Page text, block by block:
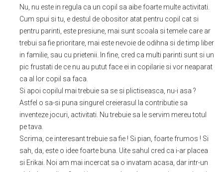
Nu, nu este in regula ca un copil sa aibe foarte multe activitati.
Cum spui si tu, e destul de obositor atat pentru copil cat si
pentru parinti, este presiune, mai sunt scoala si temele care ar
trebui sa fie prioritare, mai este nevoie de odihna si de timp liber
in familie, sau cu prietenii. In fine, cred ca multi parinti sunt si un
pic frustati de ce nu au putut face ei in copilarie si vor neaparat
ca al lor copil sa faca.
Si apoi copilul mai trebuie sa se si plictiseasca, nu-i asa ?
Astfel o sa-si puna singurel creierasul la contributie sa
inventeze jocuri, activitati. Nu trebuie sa le servim mereu totul
pe tava.
Scrima, ce interesant trebuie sa fie ! Si pian, foarte frumos ! Si
sah, da, este o idee foarte buna. Uite sahul cred ca i-ar placea
si Erikai. Noi am mai incercat sa o invatam acasa, dar intr-un